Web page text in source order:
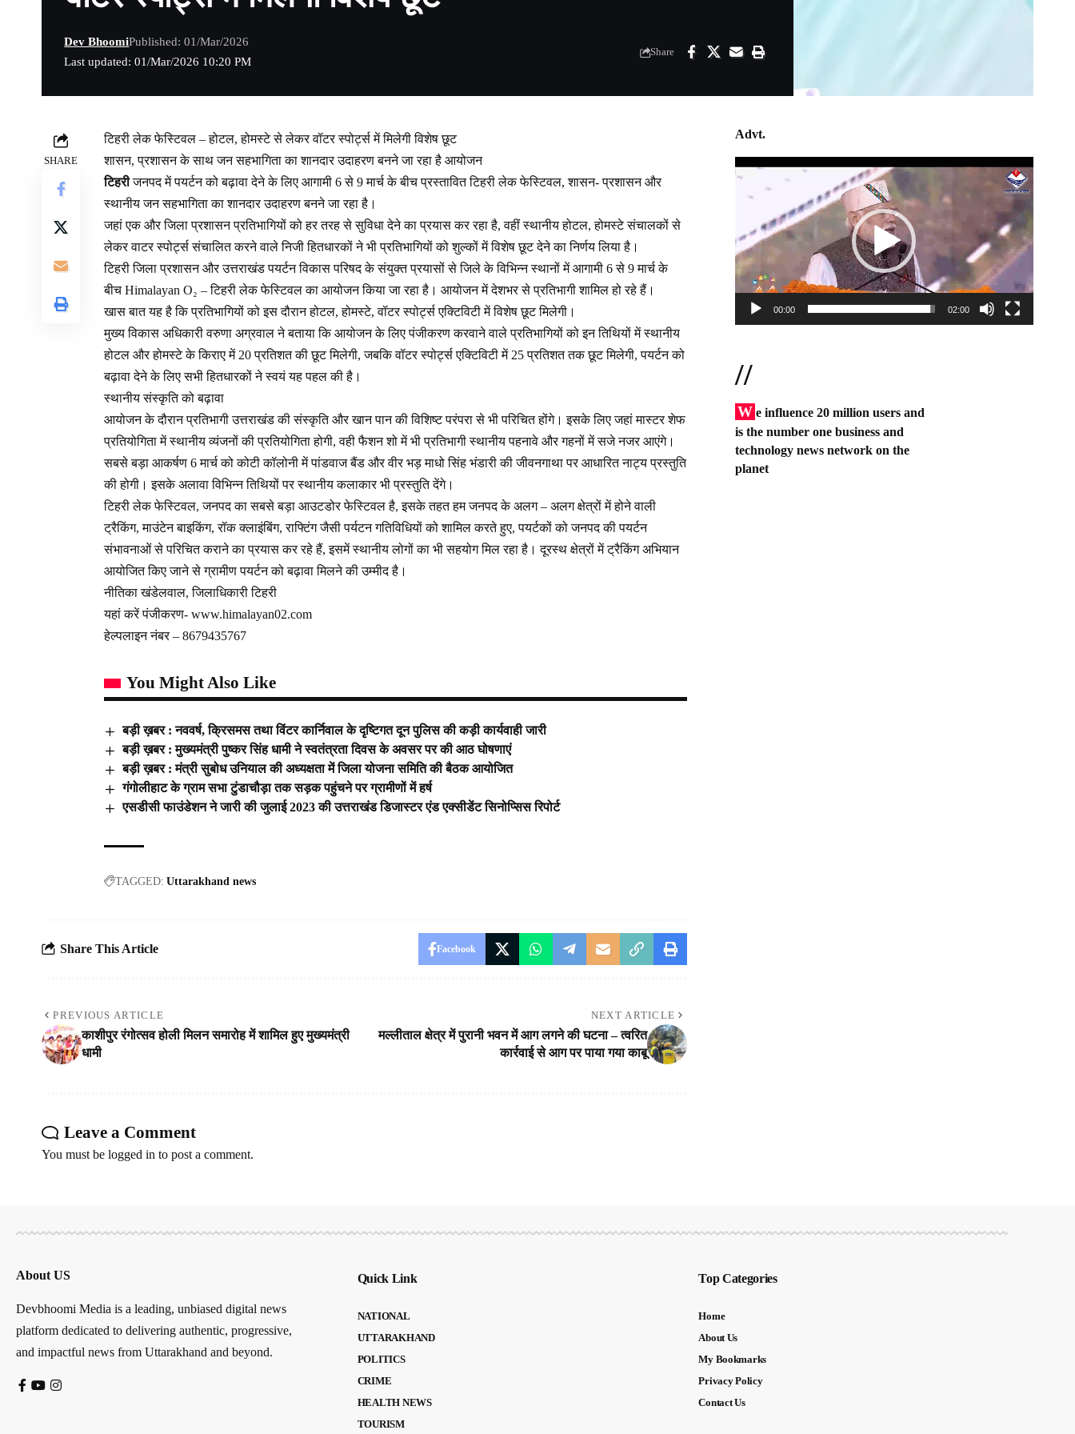
Last updated: 01/Mar/2026 10:20 PM
Dev BhoomiPublished: 01/Mar/2026
Share
SHARE
टिहरी लेक फेस्टिवल – होटल, होमस्टे से लेकर वॉटर स्पोर्ट्स में मिलेगी विशेष छूट
शासन, प्रशासन के साथ जन सहभागिता का शानदार उदाहरण बनने जा रहा है आयोजन
टिहरीजनपद में पयर्टन को बढ़ावा देने के लिए आगामी 6 से 9 मार्च के बीच प्रस्तावित टिहरी लेक फेस्टिवल, शासन- प्रशासन और
स्थानीय जन सहभागिता का शानदार उदाहरण बनने जा रहा है।
जहां एक और जिला प्रशासन प्रतिभागियों को हर तरह से सुविधा देने का प्रयास कर रहा है, वहीं स्थानीय होटल, होमस्टे संचालकों से
लेकर वाटर स्पोर्ट्स संचालित करने वाले निजी हितधारकों ने भी प्रतिभागियों को शुल्कों में विशेष छूट देने का निर्णय लिया है।
टिहरी जिला प्रशासन और उत्तराखंड पयर्टन विकास परिषद के संयुक्त प्रयासों से जिले के विभिन्न स्थानों में आगामी 6 से 9 मार्च के
बीच Himalayan O₂ – टिहरी लेक फेस्टिवल का आयोजन किया जा रहा है। आयोजन में देशभर से प्रतिभागी शामिल हो रहे हैं।
खास बात यह है कि प्रतिभागियों को इस दौरान होटल, होमस्टे, वॉटर स्पोर्ट्स एक्टिविटी में विशेष छूट मिलेगी।
मुख्य विकास अधिकारी वरुणा अग्रवाल ने बताया कि आयोजन के लिए पंजीकरण करवाने वाले प्रतिभागियों को इन तिथियों में स्थानीय
होटल और होमस्टे के किराए में 20 प्रतिशत की छूट मिलेगी, जबकि वॉटर स्पोर्ट्स एक्टिविटी में 25 प्रतिशत तक छूट मिलेगी, पयर्टन को
बढ़ावा देने के लिए सभी हितधारकों ने स्वयं यह पहल की है।
स्थानीय संस्कृति को बढ़ावा
आयोजन के दौरान प्रतिभागी उत्तराखंड की संस्कृति और खान पान की विशिष्ट परंपरा से भी परिचित होंगे। इसके लिए जहां मास्टर शेफ
प्रतियोगिता में स्थानीय व्यंजनों की प्रतियोगिता होगी, वही फैशन शो में भी प्रतिभागी स्थानीय पहनावे और गहनों में सजे नजर आएंगे।
सबसे बड़ा आकर्षण 6 मार्च को कोटी कॉलोनी में पांडवाज बैंड और वीर भड़ माधो सिंह भंडारी की जीवनगाथा पर आधारित नाट्य प्रस्तुति
की होगी। इसके अलावा विभिन्न तिथियों पर स्थानीय कलाकार भी प्रस्तुति देंगे।
टिहरी लेक फेस्टिवल, जनपद का सबसे बड़ा आउटडोर फेस्टिवल है, इसके तहत हम जनपद के अलग – अलग क्षेत्रों में होने वाली
ट्रैकिंग, माउंटेन बाइकिंग, रॉक क्लाइंबिंग, राफ्टिंग जैसी पर्यटन गतिविधियों को शामिल करते हुए, पयर्टकों को जनपद की पयर्टन
संभावनाओं से परिचित कराने का प्रयास कर रहे हैं, इसमें स्थानीय लोगों का भी सहयोग मिल रहा है। दूरस्थ क्षेत्रों में ट्रैकिंग अभियान
आयोजित किए जाने से ग्रामीण पयर्टन को बढ़ावा मिलने की उम्मीद है।
नीतिका खंडेलवाल, जिलाधिकारी टिहरी
यहां करें पंजीकरण- www.himalayan02.com
हेल्पलाइन नंबर – 8679435767
You Might Also Like
बड़ी ख़बर : नववर्ष, क्रिसमस तथा विंटर कार्निवाल के दृष्टिगत दून पुलिस की कड़ी कार्यवाही जारी
बड़ी ख़बर : मुख्यमंत्री पुष्कर सिंह धामी ने स्वतंत्रता दिवस के अवसर पर की आठ घोषणाएं
बड़ी ख़बर : मंत्री सुबोध उनियाल की अध्यक्षता में जिला योजना समिति की बैठक आयोजित
गंगोलीहाट के ग्राम सभा टुंडाचौड़ा तक सड़क पहुंचने पर ग्रामीणों में हर्ष
एसडीसी फाउंडेशन ने जारी की जुलाई 2023 की उत्तराखंड डिजास्टर एंड एक्सीडेंट सिनोप्सिस रिपोर्ट
TAGGED: Uttarakhand news
Share This Article Facebook
PREVIOUS ARTICLE
काशीपुर रंगोत्सव होली मिलन समारोह में शामिल हुए मुख्यमंत्री
धामी
NEXT ARTICLE
मल्लीताल क्षेत्र में पुरानी भवन में आग लगने की घटना – त्वरित
कार्रवाई से आग पर पाया गया काबू
Leave a Comment
You must be logged in to post a comment.
Advt.
Video
00:00 02:00
//
W e influence 20 million users and
is the number one business and
technology news network on the
planet
About US
Devbhoomi Media is a leading, unbiased digital news
platform dedicated to delivering authentic, progressive,
and impactful news from Uttarakhand and beyond.
Quick Link
NATIONAL
UTTARAKHAND
POLITICS
CRIME
HEALTH NEWS
TOURISM
Top Categories
Home
About Us
My Bookmarks
Privacy Policy
Contact Us